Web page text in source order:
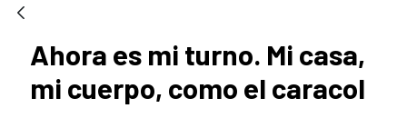
Ahora es mi turno. Mi casa,
mi cuerpo, como el caracol